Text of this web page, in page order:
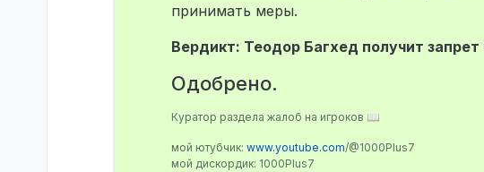
принимать меры.
Вердикт: Теодор Багхед получит
Одобрено.
Куратор раздела жалоб на игроков 📖
мой ютубчик: www.youtube.com/@1000Plus7
мой дискордик: 1000Plus7